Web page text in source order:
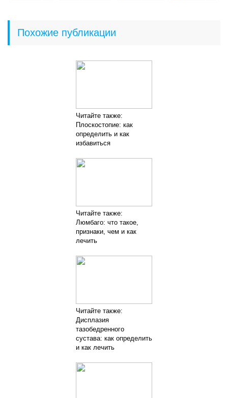
Похожие публикации
Читайте также:
Плоскостопие: как
определить и как
избавиться
Читайте также:
Люмбаго: что такое,
признаки, чем и как
лечить
Читайте также:
Дисплазия
тазобедренного
сустава: как определить
и как лечить